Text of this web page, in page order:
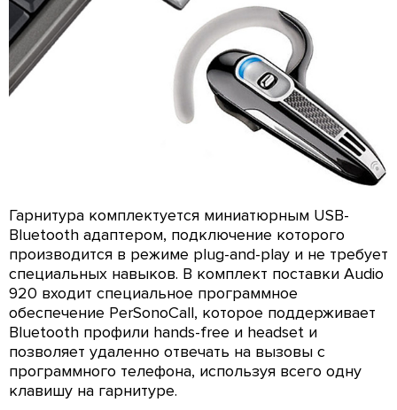
Гарнитура комплектуется миниатюрным USB-
Bluetooth адаптером, подключение которого
производится в режиме plug-and-play и не требует
специальных навыков. В комплект поставки Audio
920 входит специальное программное
обеспечение PerSonoCall, которое поддерживает
Bluetooth профили hands-free и headset и
позволяет удаленно отвечать на вызовы с
программного телефона, используя всего одну
клавишу на гарнитуре.